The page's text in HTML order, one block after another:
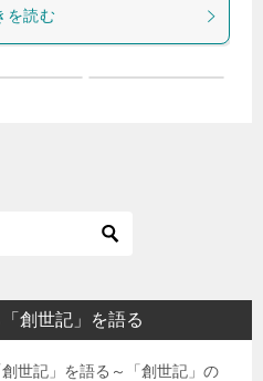
を読む
創世記」を語る
世記」を語る～「創世記」の